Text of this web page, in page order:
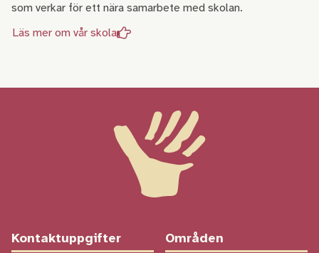
som verkar för ett nära samarbete med skolan.
Läs mer om vår skola
Kontaktuppgifter Områden